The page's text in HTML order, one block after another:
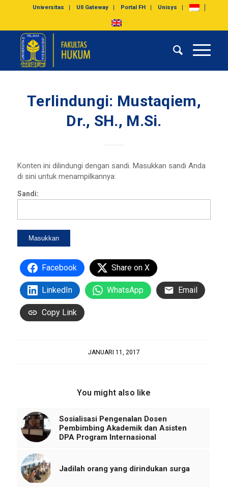
Universitas UII Gateway Portal FH Unisys
Terlindungi: Mustaqiem,
Dr., SH., M.Si.
Konten ini dilindungi dengan sandi. Masukkan sandi Anda
di sini untuk menampilkannya:
Sandi:
Facebook Share on X
LinkedIn WhatsApp Email
Copy Link
JANUARI 11, 2017
You might also like
Sosialisasi Pengenalan Dosen
Pembimbing Akademik dan Asisten
DPA Program Internasional
Jadilah orang yang dirindukan surga